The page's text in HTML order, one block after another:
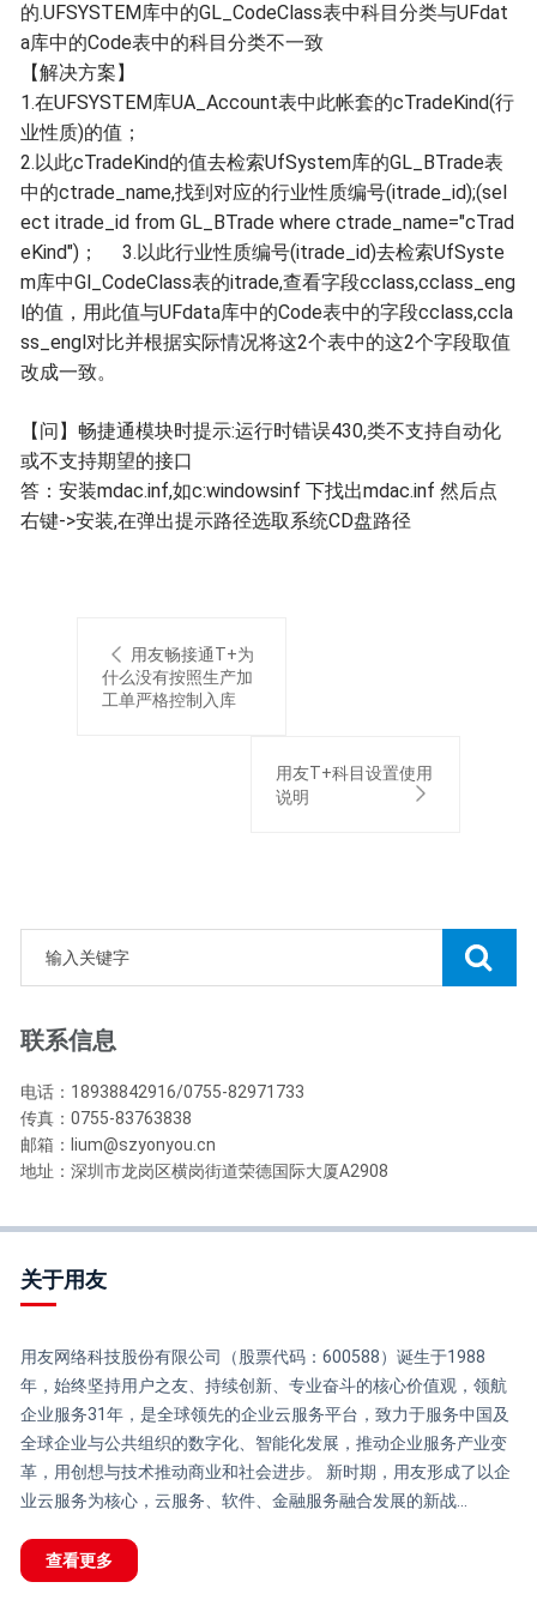
的.UFSYSTEM库中的GL_CodeClass表中科目分类与UFdat
a库中的Code表中的科目分类不一致
【解决方案】
1.在UFSYSTEM库UA_Account表中此帐套的cTradeKind(行
业性质)的值；
2.以此cTradeKind的值去检索UfSystem库的GL_BTrade表
中的ctrade_name,找到对应的行业性质编号(itrade_id);(sel
ect itrade_id from GL_BTrade where ctrade_name="cTrad
eKind")； 3.以此行业性质编号(itrade_id)去检索UfSyste
m库中Gl_CodeClass表的itrade,查看字段cclass,cclass_eng
l的值，用此值与UFdata库中的Code表中的字段cclass,ccla
ss_engl对比并根据实际情况将这2个表中的这2个字段取值
改成一致。
【问】畅捷通模块时提示:运行时错误430,类不支持自动化
或不支持期望的接口
答：安装mdac.inf,如c:windowsinf 下找出mdac.inf 然后点
右键->安装,在弹出提示路径选取系统CD盘路径
用友畅接通T+为
什么没有按照生产加
工单严格控制入库
用友T+科目设置使用
说明
联系信息
电话：18938842916/0755-82971733
传真：0755-83763838
邮箱：lium@szyonyou.cn
地址：深圳市龙岗区横岗街道荣德国际大厦A2908
关于用友
用友网络科技股份有限公司（股票代码：600588）诞生于1988
年，始终坚持用户之友、持续创新、专业奋斗的核心价值观，领航
企业服务31年，是全球领先的企业云服务平台，致力于服务中国及
全球企业与公共组织的数字化、智能化发展，推动企业服务产业变
革，用创想与技术推动商业和社会进步。 新时期，用友形成了以企
业云服务为核心，云服务、软件、金融服务融合发展的新战...
查看更多